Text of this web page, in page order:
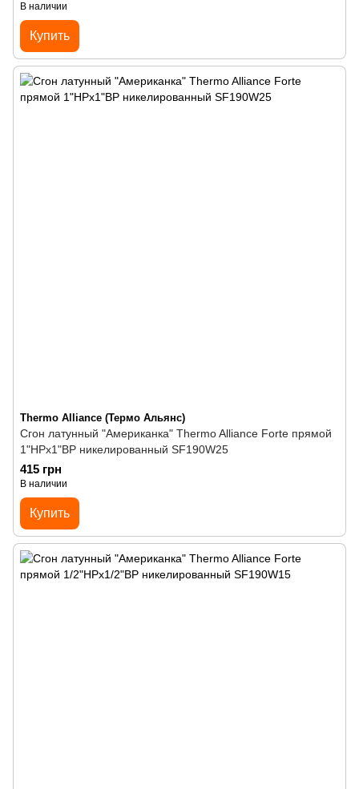
В наличии
Купить
Thermo Alliance (Термо Альянс)
Сгон латунный "Американка" Thermo Alliance Forte прямой
1"НРх1"ВР никелированный SF190W25
415 грн
В наличии
Купить